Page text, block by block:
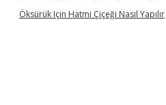
Öksürük Için Hatmi Çiçeği Nasıl Yapılır